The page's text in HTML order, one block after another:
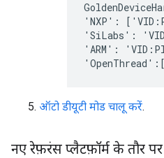
'NXP':
'SiLabs':
'ARM':
ऑटो डीयूटी मोड चालू करें.
नए रेफ़रंस प्लैटफ़ॉर्म के तौर